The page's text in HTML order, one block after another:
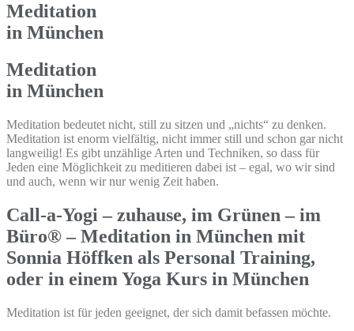
Meditation
in München
Meditation
in München
Meditation bedeutet nicht, still zu sitzen und „nichts“ zu denken.
Meditation ist enorm vielfältig, nicht immer still und schon gar nicht
langweilig! Es gibt unzählige Arten und Techniken, so dass für
Jeden eine Möglichkeit zu meditieren dabei ist – egal, wo wir sind
und auch, wenn wir nur wenig Zeit haben.
Call-a-Yogi – zuhause, im Grünen – im
Büro® – Meditation in München mit
Sonnia Höffken als Personal Training,
oder in einem Yoga Kurs in München
Meditation ist für jeden geeignet, der sich damit befassen möchte.